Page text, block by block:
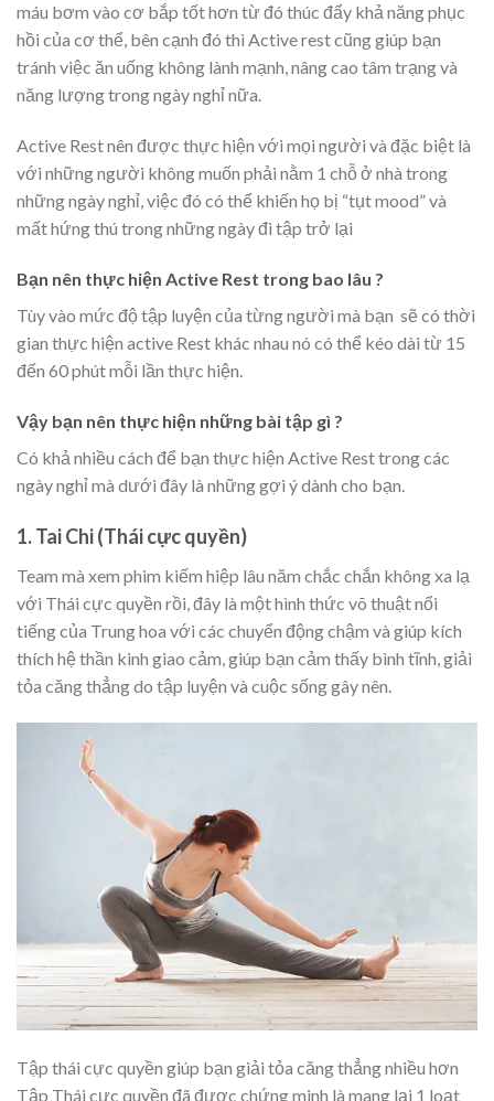
máu bơm vào cơ bắp tốt hơn từ đó thúc đẩy khả năng phục
hồi của cơ thể, bên cạnh đó thì Active rest cũng giúp bạn
tránh việc ăn uống không lành mạnh, nâng cao tâm trạng và
năng lượng trong ngày nghỉ nữa.
Active Rest nên được thực hiện với mọi người và đặc biệt là
với những người không muốn phải nằm 1 chỗ ở nhà trong
những ngày nghỉ, việc đó có thể khiến họ bị “tụt mood” và
mất hứng thú trong những ngày đi tập trở lại
Bạn nên thực hiện Active Rest trong bao lâu ?
Tùy vào mức độ tập luyện của từng người mà bạn sẽ có thời
gian thực hiện active Rest khác nhau nó có thể kéo dài từ 15
đến 60 phút mỗi lần thực hiện.
Vậy bạn nên thực hiện những bài tập gì ?
Có khả nhiều cách để bạn thực hiện Active Rest trong các
ngày nghỉ mà dưới đây là những gợi ý dành cho bạn.
1. Tai Chi (Thái cực quyền)
Team mà xem phim kiếm hiệp lâu năm chắc chắn không xa lạ
với Thái cực quyền rồi, đây là một hình thức võ thuật nổi
tiếng của Trung hoa với các chuyển động chậm và giúp kích
thích hệ thần kinh giao cảm, giúp bạn cảm thấy bình tĩnh, giải
tỏa căng thẳng do tập luyện và cuộc sống gây nên.
Tập thái cực quyền giúp bạn giải tỏa căng thẳng nhiều hơn
Tập Thái cực quyền đã được chứng minh là mang lại 1 loạt